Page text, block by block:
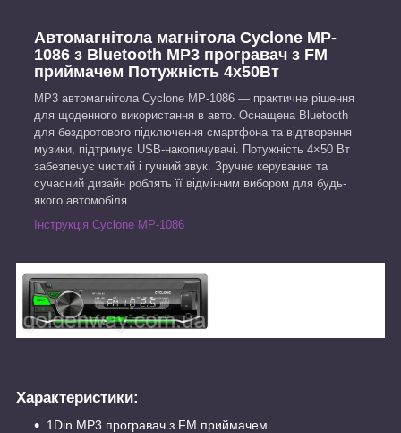
Автомагнітола магнітола Cyclone MP-
1086 з Bluetooth MP3 програвач з FM
приймачем Потужність 4х50Вт
MP3 автомагнітола Cyclone MP-1086 — практичне рішення
для щоденного використання в авто. Оснащена Bluetooth
для бездротового підключення смартфона та відтворення
музики, підтримує USB-накопичувачі. Потужність 4×50 Вт
забезпечує чистий і гучний звук. Зручне керування та
сучасний дизайн роблять її відмінним вибором для будь-
якого автомобіля.
Інструкція Cyclone MP-1086
Характеристики:
1Din MP3 програвач з FM приймачем